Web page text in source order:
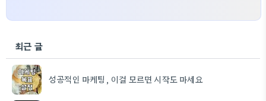
최근 글
성공적인 마케팅, 이걸 모르면 시작도 마세요